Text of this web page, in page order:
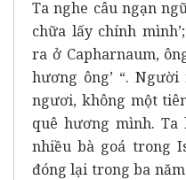
Ta nghe câu ngạn
chữa lấy chính
ra ở Capharnaum,
hương ông’ “.
ngươi, không một
quê hương mình. Ta
nhiều bà goá trong
đóng lại trong ba